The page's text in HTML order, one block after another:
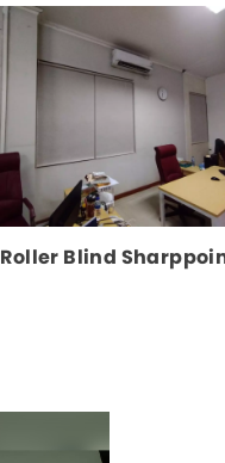
Roller Blind